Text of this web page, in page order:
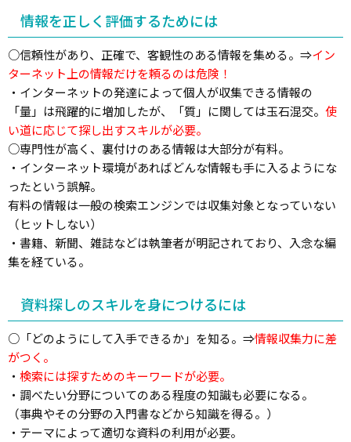
情報を正しく評価するためには
○信頼性があり、正確で、客観性のある情報を集める。⇒イン
ターネット上の情報だけを頼るのは危険！
・インターネットの発達によって個人が収集できる情報の
「量」は飛躍的に増加したが、「質」に関しては玉石混交。 使
い道に応じて探し出すスキルが必要。
○専門性が高く、裏付けのある情報は大部分が有料。
・インターネット環境があればどんな情報も手に入るようにな
ったという誤解。
有料の情報は一般の検索エンジンでは収集対象となっていない
（ヒットしない）
・書籍、新聞、雑誌などは執筆者が明記されており、入念な編
集を経ている。
資料探しのスキルを身につけるには
○「どのようにして入手できるか」を知る。⇒情報収集力に差
がつく。
・ 検索には探すためのキーワードが必要。
・調べたい分野についてのある程度の知識も必要になる。
（事典やその分野の入門書などから知識を得る。）
・テーマによって適切な資料の利用が必要。